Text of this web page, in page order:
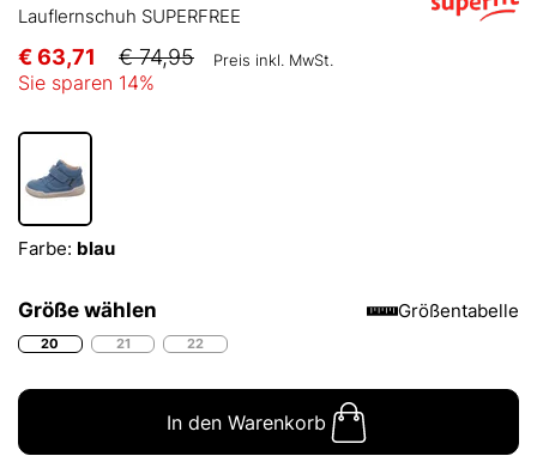
Lauflernschuh SUPERFREE
€ 63,71 € 74,95 Preis inkl. MwSt.
Sie sparen 14%
Farbe: blau
Größe wählen Größentabelle
20 21 22
In den Warenkorb